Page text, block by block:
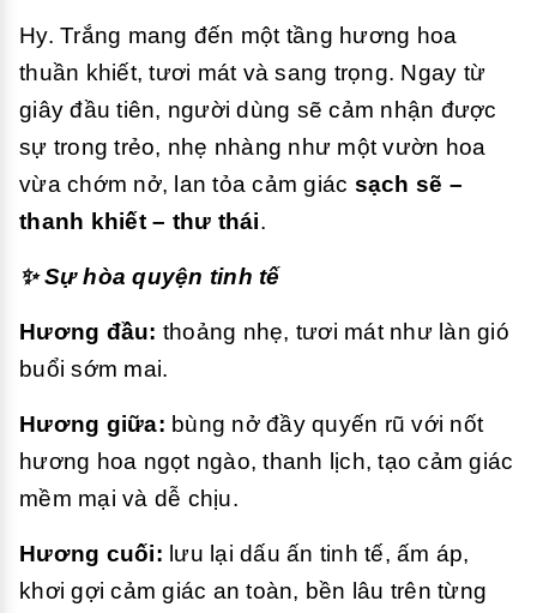
Hy. Trắng mang đến một tầng hương hoa
thuần khiết, tươi mát và sang trọng. Ngay từ
giây đầu tiên, người dùng sẽ cảm nhận được
sự trong trẻo, nhẹ nhàng như một vườn hoa
vừa chớm nở, lan tỏa cảm giác sạch sẽ –
thanh khiết – thư thái.
✨ Sự hòa quyện tinh tế
Hương đầu: thoảng nhẹ, tươi mát như làn gió
buổi sớm mai.
Hương giữa: bùng nở đầy quyến rũ với nốt
hương hoa ngọt ngào, thanh lịch, tạo cảm giác
mềm mại và dễ chịu.
Hương cuối: lưu lại dấu ấn tinh tế, ấm áp,
khơi gợi cảm giác an toàn, bền lâu trên từng